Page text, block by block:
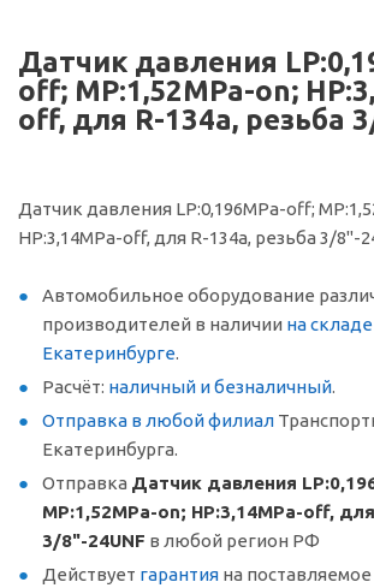
Датчик давления
off; MP:1,52MPa-on;
off, для R-134a, резьба
Датчик давления LP:0,196MPa-off;
HP:3,14MPa-off, для R-134a, резьба 3/8"-
Автомобильное оборудование
производителей в наличии на
Екатеринбурге.
Расчёт: наличный и безналичный.
Отправка в любой филиал
Екатеринбурга.
Отправка Датчик давления
MP:1,52MPa-on; HP:3,14MPa-off,
3/8"-24UNF в любой регион РФ
Действует гарантия на